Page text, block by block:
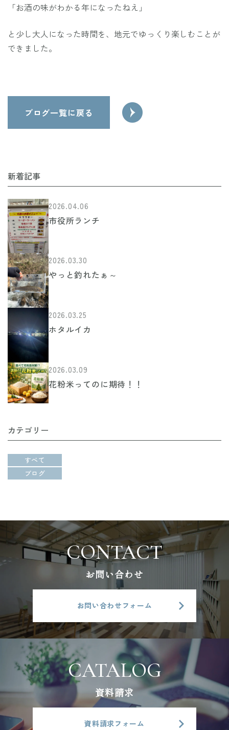
「お酒の味がわかる年になったねえ」
と少し大人になった時間を、地元でゆっくり楽しむことが
できました。
ゲ
ー
シ
ョ
ン
スー
プカ
ブログ一覧に戻る
新着記事
2026.04.06
市役所ランチ
2026.03.30
やっと釣れたぁ～
2026.03.25
ホタルイカ
2026.03.09
花粉米ってのに期待！！
カテゴリー
すべて
ブログ
お問い合わせ
お問い合わせフォーム
資料請求
資料請求フォーム